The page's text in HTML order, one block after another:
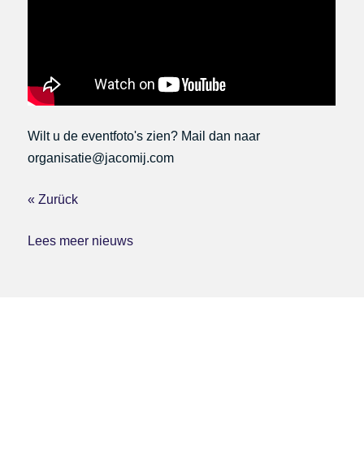
Wilt u de eventfoto's zien? Mail dan naar
organisatie@jacomij.com
« Zurück
Lees meer nieuws